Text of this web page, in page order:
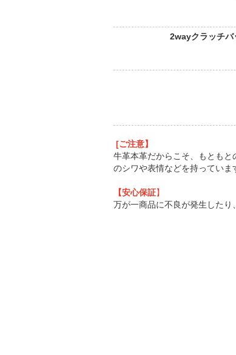
2wayクラッチバ
[ご注意】
牛革本革だからこそ、もとも
のシワや表情などを持っていま
【安心保証】
万が一商品に不良が発生したり